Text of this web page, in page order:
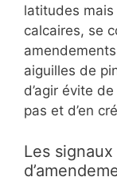
latitudes
calcaires, se
aiguilles de
d’agir évite
pas et d’en
Les